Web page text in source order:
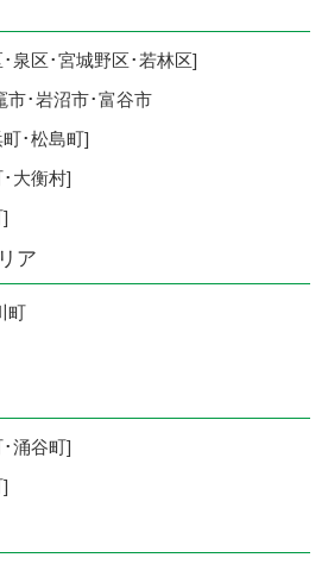
･ 泉区･宮城野区･ 若林区]
市･岩沼市･富谷市
町･松島町]
･ 大衡村]
]
ア
町
･涌谷町]
]